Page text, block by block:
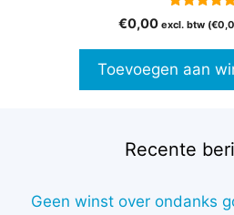
5.00
van 5
€0,00 excl. btw (€
Toevoegen aan
Recente
Geen winst over ondanks